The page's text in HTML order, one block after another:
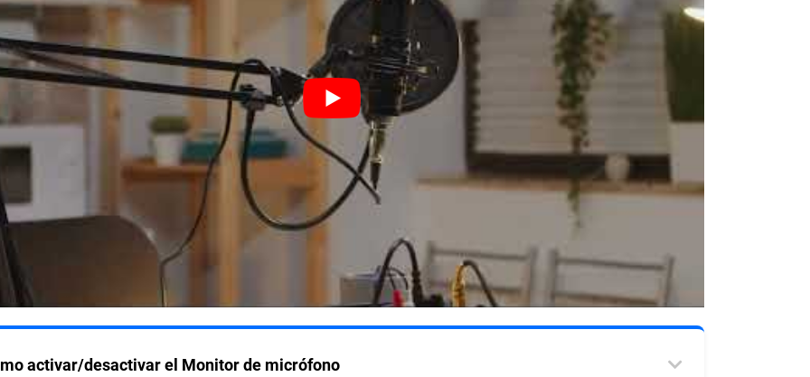
activar/desactivar el Monitor de micrófono